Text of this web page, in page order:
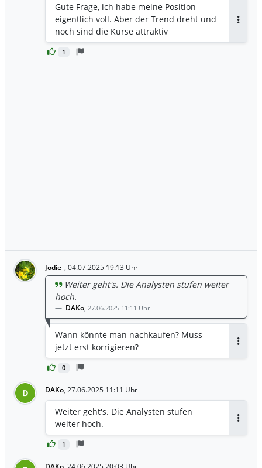
1
Gute Frage, ich habe meine Position
eigentlich voll. Aber der Trend dreht und
noch sind die Kurse attraktiv
Jodie_ , 04.07.2025 19:13 Uhr
0
Weiter geht's. Die Analysten stufen weiter
hoch.
DAKo, 27.06.2025 11:11 Uhr
Wann könnte man nachkaufen? Muss
jetzt erst korrigieren?
D DAKo, 27.06.2025 11:11 Uhr
1
Weiter geht's. Die Analysten stufen
weiter hoch.